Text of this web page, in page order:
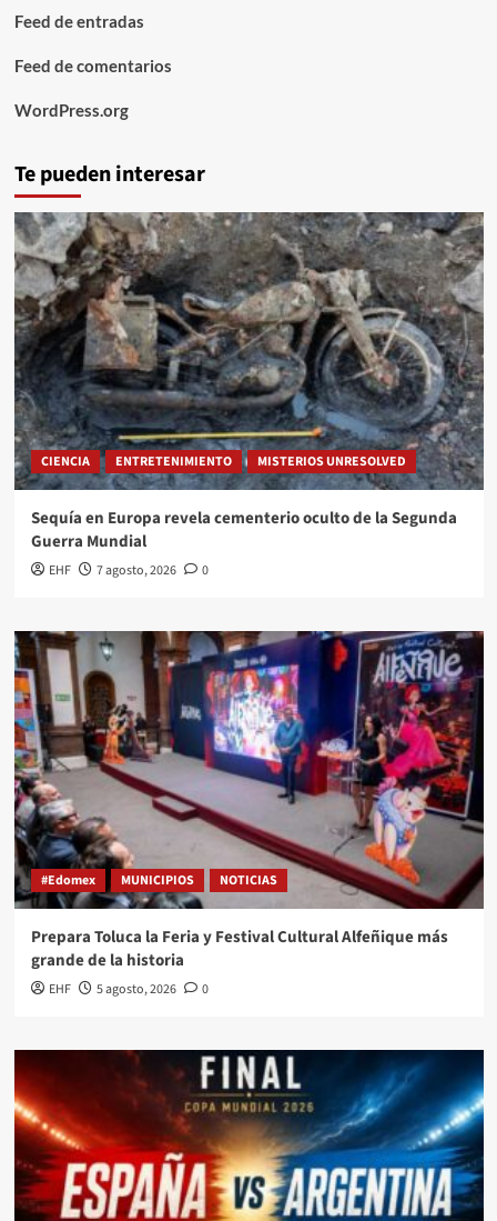
Feed de entradas
Feed de comentarios
WordPress.org
Te pueden interesar
CIENCIA ENTRETENIMIENTO MISTERIOS UNRESOLVED
Sequía en Europa revela cementerio oculto de la Segunda
Guerra Mundial
EHF 7 agosto, 2026 0
#Edomex MUNICIPIOS NOTICIAS
Prepara Toluca la Feria y Festival Cultural Alfeñique más
grande de la historia
EHF 5 agosto, 2026 0